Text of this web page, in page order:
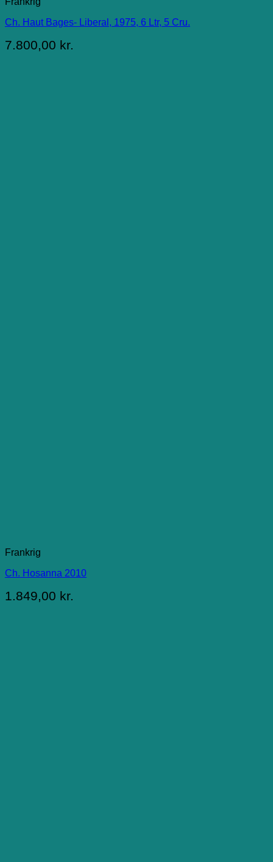
Ch. Haut Bages- Liberal, 1975, 6 Ltr, 5 Cru.
7.800,00 kr.
Frankrig
Ch. Hosanna 2010
1.849,00 kr.